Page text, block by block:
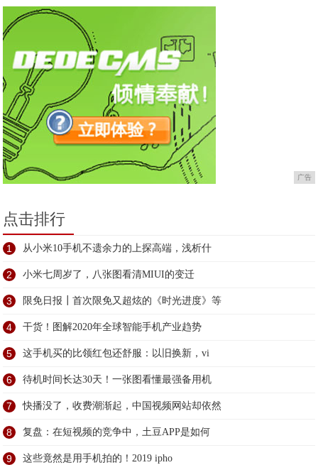
限
广告
点击排行
1 从小米10手机不遗余力的上探高端，浅析什
2 小米七周岁了，八张图看清MIUI的变迁
3 限免日报┃首次限免又超炫的《时光进度》等
4 干货！图解2020年全球智能手机产业趋势
5 这手机买的比领红包还舒服：以旧换新，vi
6 待机时间长达30天！一张图看懂最强备用机
7 快播没了，收费潮渐起，中国视频网站却依然
8 复盘：在短视频的竞争中，土豆APP是如何
9 这些竟然是用手机拍的！2019 ipho